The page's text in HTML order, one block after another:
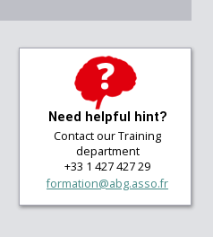
Need helpful hint?
Contact our Training
department
+33 1 427 427 29
formation@abg.asso.fr